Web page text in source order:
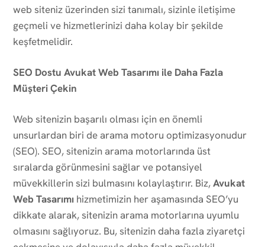
web siteniz üzerinden sizi tanımalı, sizinle iletişime
geçmeli ve hizmetlerinizi daha kolay bir şekilde
keşfetmelidir.
SEO Dostu Avukat Web Tasarımı ile Daha Fazla
Müşteri Çekin
Web sitenizin başarılı olması için en önemli
unsurlardan biri de arama motoru optimizasyonudur
(SEO). SEO, sitenizin arama motorlarında üst
sıralarda görünmesini sağlar ve potansiyel
müvekkillerin sizi bulmasını kolaylaştırır. Biz,Avukat
Web Tasarımı hizmetimizin her aşamasında SEO’yu
dikkate alarak, sitenizin arama motorlarına uyumlu
olmasını sağlıyoruz. Bu, sitenizin daha fazla ziyaretçi